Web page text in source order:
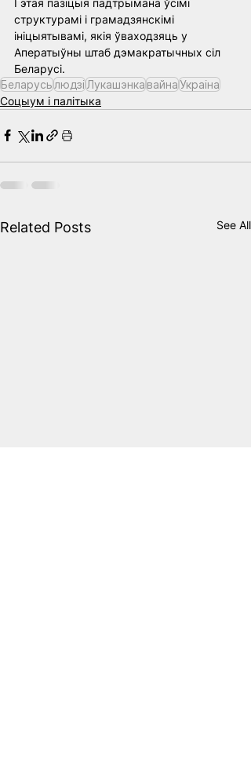
структурамі і грамадзянскімі
ініцыятывамі, якія ўваходзяць у
Аператыўны штаб дэмакратычных сіл
Беларусі.
БеларусьлюдзіЛукашэнкавайнаУкраiна
Соцыум і палітыка
Related Posts See All